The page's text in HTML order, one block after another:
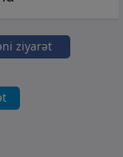
ziyarət